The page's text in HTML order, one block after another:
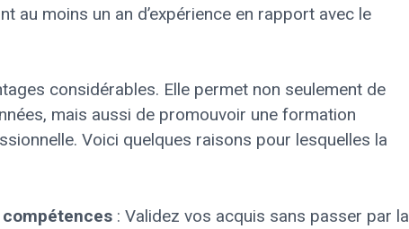
au moins un an d’expérience en rapport avec le
considérables. Elle permet non seulement de
mais aussi de promouvoir une formation
Voici quelques raisons pour lesquelles la
: Validez vos acquis sans passer par la